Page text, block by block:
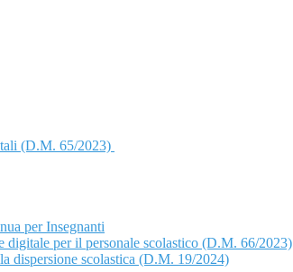
(D.M. 65/2023)
per Insegnanti
digitale per il personale scolastico (D.M. 66/2023)
dispersione scolastica (D.M. 19/2024)